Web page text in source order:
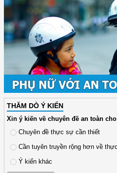
THĂM DÒ Ý KIẾN
Xin ý kiến về chuyên đề an toàn
Chuyên đề thực sự cần thiết
Cần tuyên truyền rộng hơn về
Ý kiến khác